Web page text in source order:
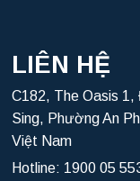
LIÊN HỆ
C182, The Oasis
Sing, Phường An
Việt Nam
Hotline: 1900 05